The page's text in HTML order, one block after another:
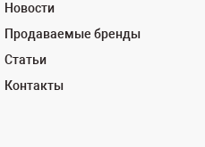
Новости
Продаваемые бренды
Статьи
Контакты